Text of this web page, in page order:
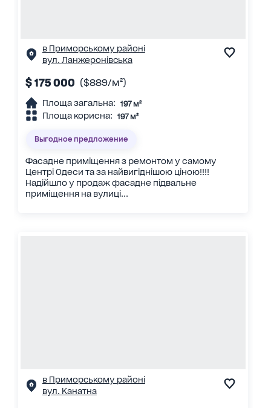
в Приморському районі
вул. Ланжеронівська
$ 175 000 ($889/м²)
Площа загальна: 197 м²
Площа корисна: 197 м²
Выгодное предложение
Фасадне приміщення з ремонтом у самому
Центрі Одеси та за найвигіднішою ціною!!!!
Надійшло у продаж фасадне підвальне
приміщення на вулиці...
в Приморському районі
вул. Канатна